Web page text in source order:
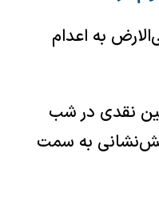
به اعدام
نقدی در شب
به سمت